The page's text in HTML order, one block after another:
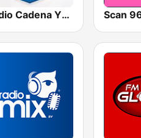
Radio Cadena YSKL La Poderosa Scan